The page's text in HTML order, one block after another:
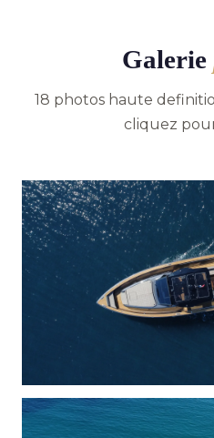
Galerie
18 photos haute
cliquez